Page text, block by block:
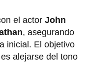
el actor John
, asegurando
inicial. El objetivo
alejarse del tono